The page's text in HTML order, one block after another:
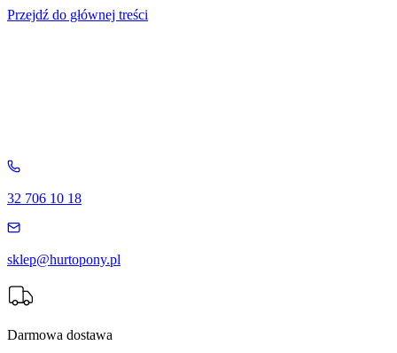
Przejdź do głównej treści
32 706 10 18
sklep@hurtopony.pl
Darmowa dostawa